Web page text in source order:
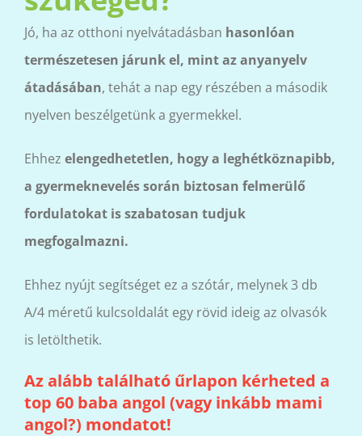
Jó, ha az otthoni nyelvátadásban hasonlóan
természetesen járunk el, mint az anyanyelv
átadásában, tehát a nap egy részében a második
nyelven beszélgetünk a gyermekkel.
Ehhez elengedhetetlen, hogy a leghétköznapibb,
a gyermeknevelés során biztosan felmerülő
fordulatokat is szabatosan tudjuk
megfogalmazni.
Ehhez nyújt segítséget ez a szótár, melynek 3 db
A/4 méretű kulcsoldalát egy rövid ideig az olvasók
is letölthetik.
Az alább található űrlapon kérheted a
top 60 baba angol (vagy inkább mami
angol?) mondatot!